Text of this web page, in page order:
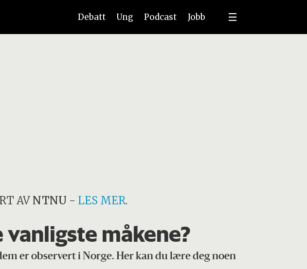
Debatt Ung Podcast Jobb
AV NTNU - LES MER.
måkene?
er observert i Norge. Her kan du lære deg noen